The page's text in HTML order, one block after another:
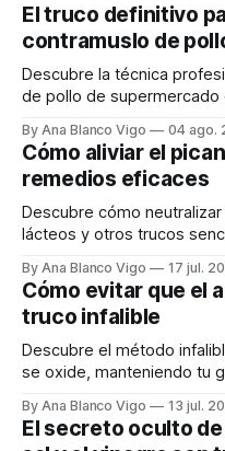
El truco definitivo
contramuslo de
Descubre la técnica
de pollo de supermercado
By Ana Blanco Vigo 04 ago.
Cómo aliviar el
remedios eficaces
Descubre cómo
lácteos y otros trucos
By Ana Blanco Vigo 17 jul.
Cómo evitar que el
truco infalible
Descubre el método
se oxide, manteniendo tu
By Ana Blanco Vigo 13 jul.
El secreto oculto